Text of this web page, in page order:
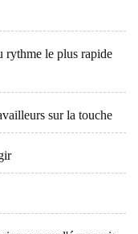
rythme le plus rapide
sur la touche